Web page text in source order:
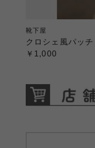
靴下屋
クロシェ風パッ
￥1,000